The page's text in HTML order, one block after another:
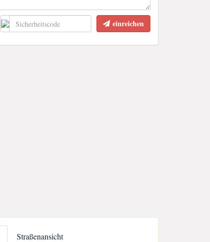
einreichen
Straßenansicht